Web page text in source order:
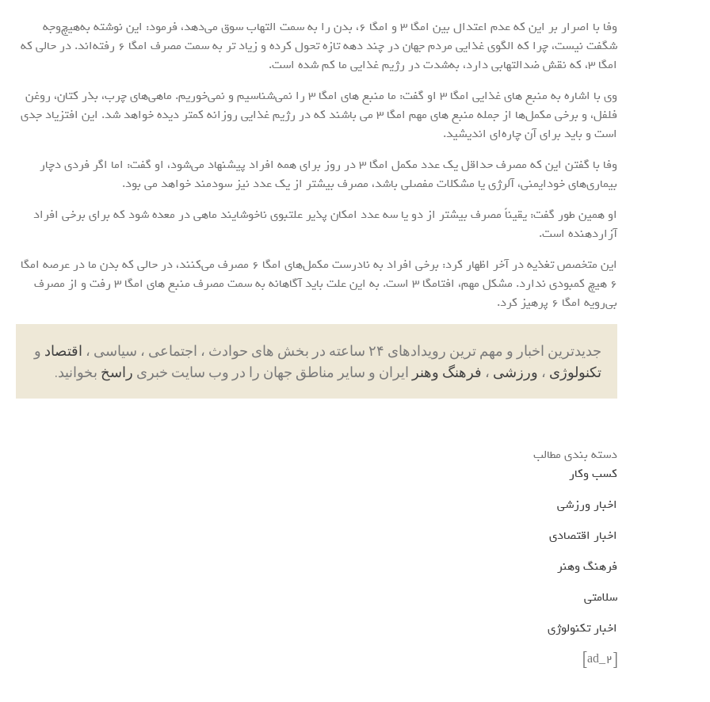
وفا با اصرار بر این که عدم اعتدال بین امگا ۳ و امگا ۶، بدن را به سمت التهاب سوق می‌دهد، فرمود: این نوشته به‌هیچ‌وجه
شگفت نیست، چرا که الگوی غذایی مردم جهان در چند دهه تازه تحول کرده و زیاد تر به سمت مصرف امگا ۶ رفته‌اند. در حالی که
امگا ۳، که نقش ضدالتهابی دارد، به‌شدت در رژیم غذایی ما کم شده است.
وی با اشاره به منبع های غذایی امگا ۳ او گفت: ما منبع های امگا ۳ را نمی‌شناسیم و نمی‌خوریم. ماهی‌های چرب، بذر کتان، روغن
فلفل، و برخی مکمل‌ها از جمله منبع های مهم امگا ۳ می باشند که در رژیم غذایی روزانه کمتر دیده خواهد شد. این افتزیاد جدی
است و باید برای آن چاره‌ای اندیشید.
وفا با گفتن این که مصرف حداقل یک عدد مکمل امگا ۳ در روز برای همه افراد پیشنهاد می‌شود، او گفت: اما اگر فردی دچار
بیماری‌های خودایمنی، آلرژی یا مشکلات مفصلی باشد، مصرف بیشتر از یک عدد نیز سودمند خواهد می بود.
او همین طور گفت: یقیناً مصرف بیشتر از دو یا سه عدد امکان پذیر علتبوی ناخوشایند ماهی در معده شود که برای برخی افراد
آزاردهنده است.
این متخصص تغذیه در آخر اظهار کرد: برخی افراد به نادرست مکمل‌های امگا ۶ مصرف می‌کنند، در حالی که بدن ما در عرصه امگا
۶ هیچ کمبودی ندارد. مشکل مهم، افتامگا ۳ است. به این علت باید آگاهانه به سمت مصرف منبع های امگا ۳ رفت و از مصرف
بی‌رویه امگا ۶ پرهیز کرد.
جدیدترین اخبار و مهم ترین رویدادهای ۲۴ ساعته در بخش های حوادث ، اجتماعی ، سیاسی ، اقتصاد و
تکنولوژی ، ورزشی ، فرهنگ وهنر ایران و سایر مناطق جهان را در وب سایت خبری راسخ بخوانید.
دسته بندی مطالب
کسب وکار
اخبار ورزشی
اخبار اقتصادی
فرهنگ وهنر
سلامتی
اخبار تکنولوژی
[ad_2]